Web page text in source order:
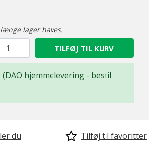
lager haves.
TILFØJ TIL KURV
hjemmelevering - bestil
du Tilføj til favoritter